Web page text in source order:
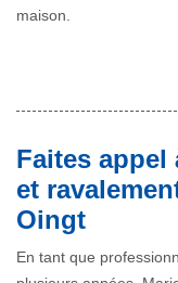
maison.
Faites appel
et
Oingt
En tant que